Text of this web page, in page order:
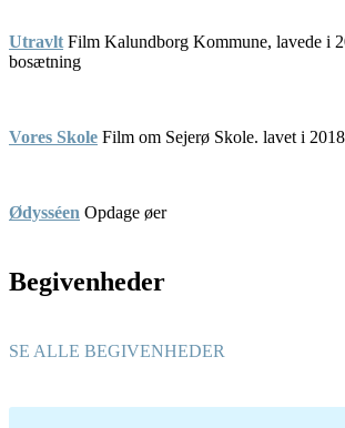
Utravlt Film Kalundborg Kommune, lavede i
bosætning
Vores Skole Film om Sejerø Skole. lavet i 2018
Ødysséen Opdage øer
Begivenheder
SE ALLE BEGIVENHEDER